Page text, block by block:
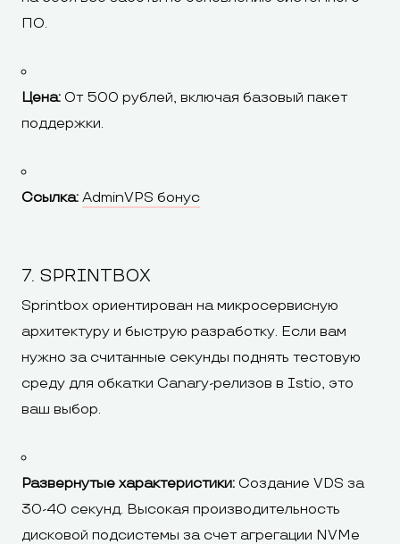
ПО.
Цена: От 500 рублей, включая базовый пакет
поддержки.
Ссылка: AdminVPS бонус
7. SPRINTBOX
Sprintbox ориентирован на микросервисную
архитектуру и быструю разработку. Если вам
нужно за считанные секунды поднять тестовую
среду для обкатки Canary-релизов в Istio, это
ваш выбор.
Развернутые характеристики: Создание VDS за
30-40 секунд. Высокая производительность
дисковой подсистемы за счет агрегации NVMe